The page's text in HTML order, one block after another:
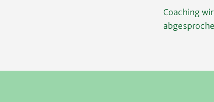
Coaching